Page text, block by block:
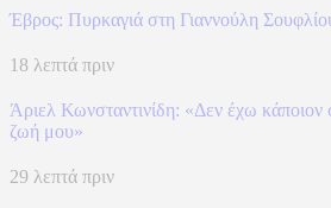
Έβρος: Πυρκαγιά στη Γιαννούλη
18 λεπτά πριν
Άριελ Κωνσταντινίδη: «Δεν έχω
ζωή μου»
29 λεπτά πριν